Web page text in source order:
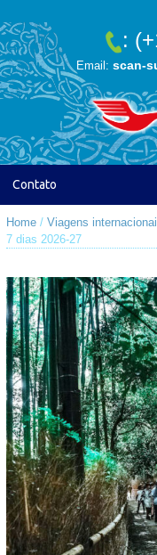
:
Email: scan-
Home/ Viagens
7 dias 2026-27